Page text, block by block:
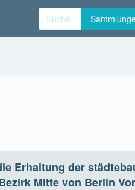
Erhaltung der
Mitte von Berlin Vom